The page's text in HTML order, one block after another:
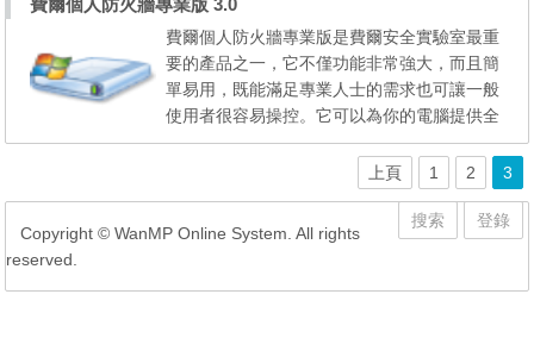
費爾個人防火牆專業版 3.0
費爾個人防火牆專業版是費爾安全實驗室最重
要的產品之一，它不僅功能非常強大，而且簡
單易用，既能滿足專業人士的需求也可讓一般
使用者很容易操控。它可以為你的電腦提供全
方位的網路安全保護，而且 完全免費。 阻止
網路蠕蟲病毒的攻擊，例如各種衝擊波病毒。
阻止霸王插件，並允許自定義規則阻止新的霸
王插件，廣告和有害網站等。此阻止非常徹
底，不僅插件不會彈出詢問安裝的對話框，...
上頁 1 2 3
搜索 登錄
Copyright © WanMP Online System. All rights
reserved.